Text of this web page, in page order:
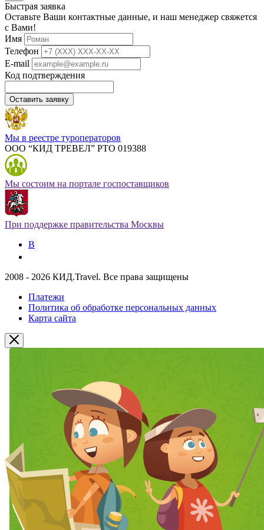
Быстрая заявка
Оставьте Ваши контактные данные, и наш менеджер свяжется
с Вами!
Имя
Телефон
E-mail
Код подтверждения
Оставить заявку
Мы в реестре туроператоров
ООО “КИД ТРЕВЕЛ” РТО 019388
Мы состоим на портале госпоставщиков
При поддержке правительства Москвы
В
2008 - 2026 КИД.Travel. Все права защищены
Платежи
Политика об обработке персональных данных
Карта сайта